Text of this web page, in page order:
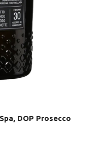
DOP Prosecco